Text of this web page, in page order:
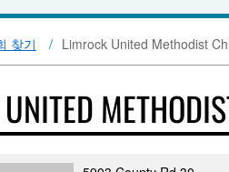
찾기 Limrock United Methodist